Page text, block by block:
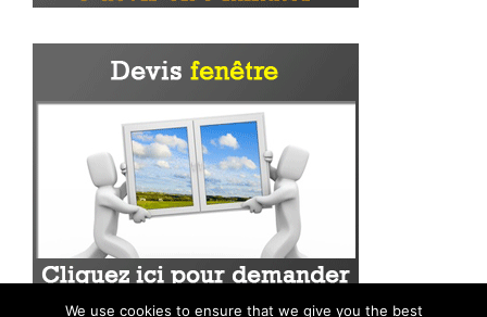
We use cookies to ensure that we give you the best